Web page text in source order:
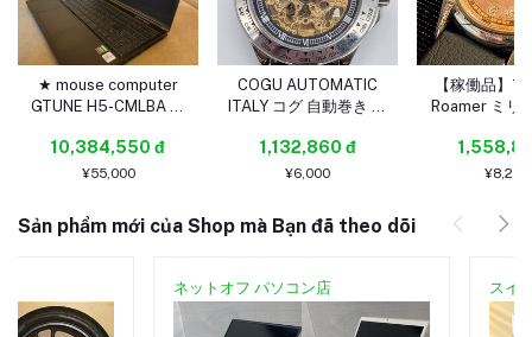
★ mouse computer
GTUNE H5-CMLBA 第
16GB RTX3070搭載
15.6FHD ストレージ無
不良 ジャンク★
10,384,550 đ
¥55,000
COGU AUTOMATIC
ITALY コグ 自動巻き ス
文字盤 裏スケルトン メ
ンズ腕時計 不動 現状品
1,132,860 đ
¥6,000
【稼働品】
Roamer ミリ
スモセコ 手巻
イス製 アンテ
¥8,256
Sản phẩm mới của Shop mà Bạn đã theo dõi
ネットオフ パソコン店 スイ